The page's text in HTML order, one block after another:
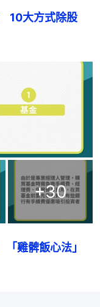
10大方式除股
+30
雞髀飯心法」